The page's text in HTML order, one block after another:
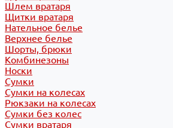
Шлем вратаря
Щитки вратаря
Нательное белье
Верхнее белье
Шорты, брюки
Комбинезоны
Носки
Сумки
Сумки на колесах
Рюкзаки на колесах
Сумки без колес
Сумки вратаря